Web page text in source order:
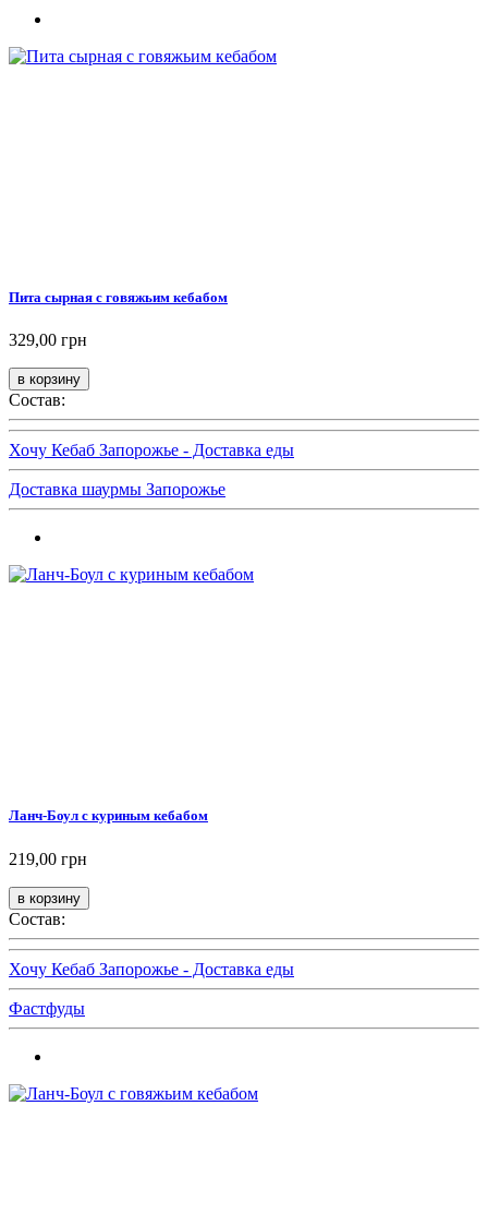
Пита сырная с говяжьим кебабом
329,00 грн
Состав:
Хочу Кебаб Запорожье - Доставка еды
Доставка шаурмы Запорожье
Ланч-Боул с куриным кебабом
219,00 грн
Состав:
Хочу Кебаб Запорожье - Доставка еды
Фастфуды